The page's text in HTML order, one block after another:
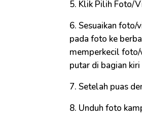
5. Klik Pilih Foto/
6. Sesuaikan foto/
pada foto ke
memperkecil foto/
putar di bagian
7. Setelah puas
8. Unduh foto